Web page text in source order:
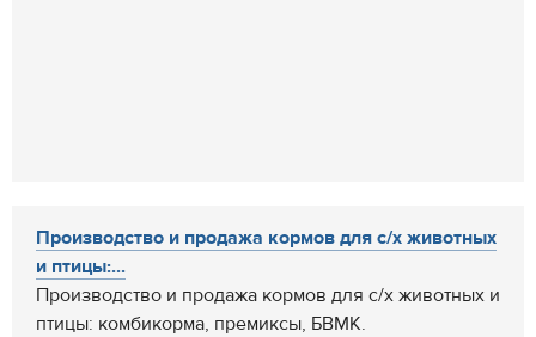
Производство и продажа кормов для с/х животных
и птицы:...
Производство и продажа кормов для с/х животных и
птицы: комбикорма, премиксы, БВМК.